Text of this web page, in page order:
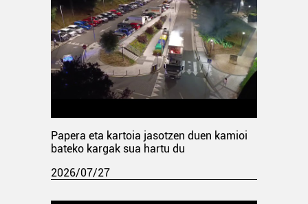
Papera eta kartoia jasotzen duen kamioi
bateko kargak sua hartu du
2026/07/27